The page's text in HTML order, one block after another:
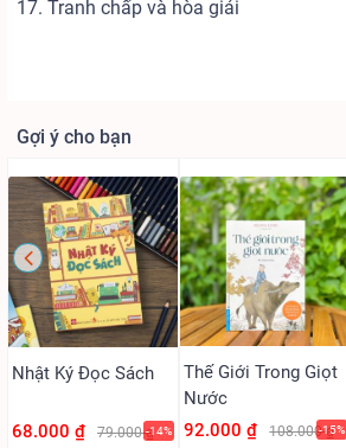
17. Tranh chấp và hòa giải
Gợi ý cho bạn
Nhật Ký Đọc Sách
68.000 ₫ 79.000 ₫-14%
Thế Giới Trong Giọt
Nước
92.000 ₫
108.000 ₫
-15%